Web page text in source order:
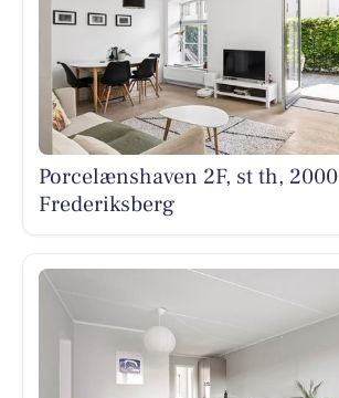
Porcelænshaven 2F, st th, 2000
Frederiksberg